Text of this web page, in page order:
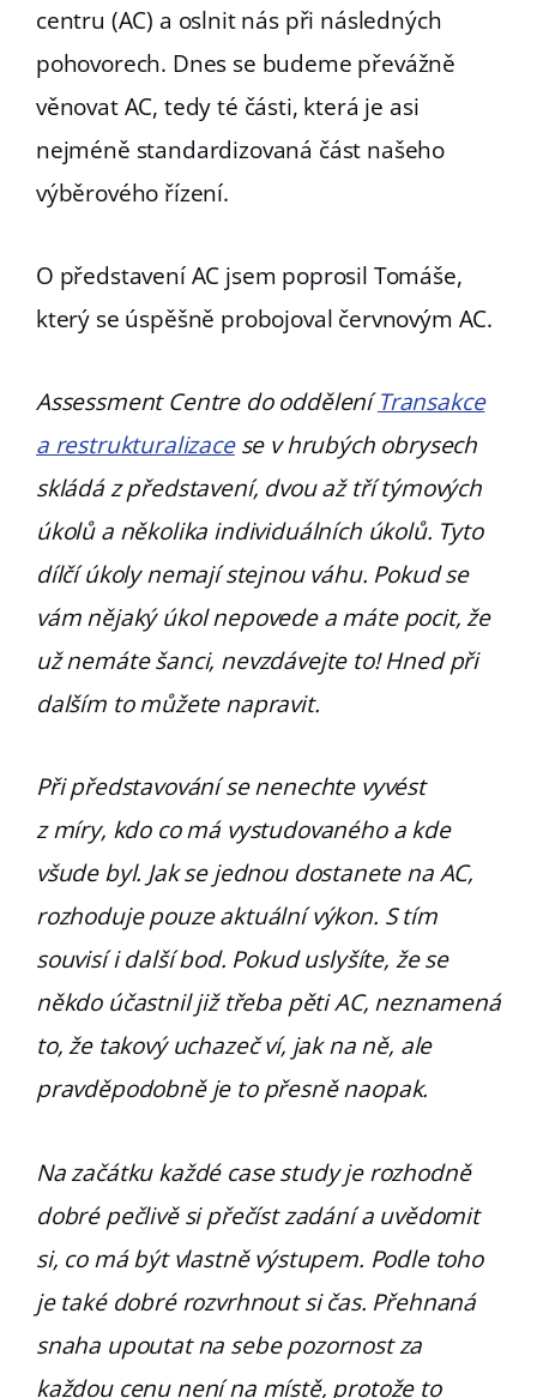
centru (AC) a oslnit nás při následných
pohovorech. Dnes se budeme převážně
věnovat AC, tedy té části, která je asi
nejméně standardizovaná část našeho
výběrového řízení.
O představení AC jsem poprosil Tomáše,
který se úspěšně probojoval červnovým AC.
Assessment Centre do odděleníTransakce
a restrukturalizacese v hrubých obrysech
skládá z představení, dvou až tří týmových
úkolů a několika individuálních úkolů. Tyto
dílčí úkoly nemají stejnou váhu. Pokud se
vám nějaký úkol nepovede a máte pocit, že
už nemáte šanci, nevzdávejte to! Hned při
dalším to můžete napravit.
Při představování se nenechte vyvést
z míry, kdo co má vystudovaného a kde
všude byl. Jak se jednou dostanete na AC,
rozhoduje pouze aktuální výkon. S tím
souvisí i další bod. Pokud uslyšíte, že se
někdo účastnil již třeba pěti AC, neznamená
to, že takový uchazeč ví, jak na ně, ale
pravděpodobně je to přesně naopak.
Na začátku každé case study je rozhodně
dobré pečlivě si přečíst zadání a uvědomit
si, co má být vlastně výstupem. Podle toho
je také dobré rozvrhnout si čas. Přehnaná
snaha upoutat na sebe pozornost za
každou cenu není na místě, protože to